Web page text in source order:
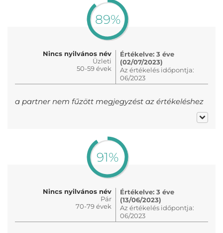
89%
Nincs nyilvános név
Üzleti
50-59 évek
Értékelve: 3 éve
(02/07/2023)
Az értékelés időpontja:
06/2023
a partner nem fűzött megjegyzést az értékeléshez
91%
Nincs nyilvános név
Pár
70-79 évek
Értékelve: 3 éve
(13/06/2023)
Az értékelés időpontja:
06/2023